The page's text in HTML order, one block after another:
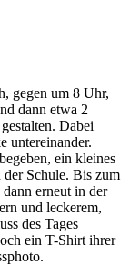
gegen um 8 Uhr,
dann etwa 2
Dabei
untereinander.
ein kleines
Schule. Bis zum
erneut in der
und leckerem,
des Tages
ein T-Shirt ihrer